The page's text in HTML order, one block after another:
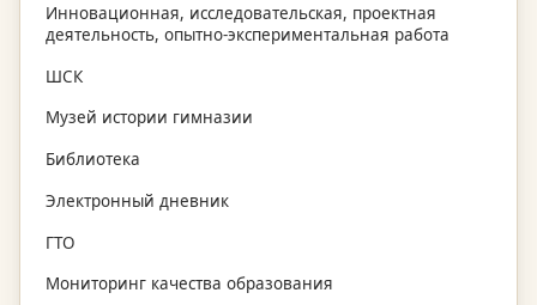
Инновационная, исследовательская, проектная
деятельность, опытно-экспериментальная работа
ШСК
Музей истории гимназии
Библиотека
Электронный дневник
ГТО
Мониторинг качества образования